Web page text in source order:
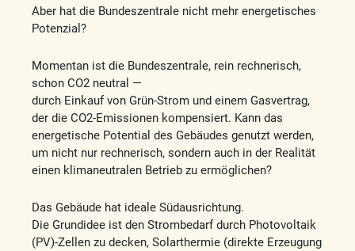
Aber hat die Bundeszentrale nicht mehr energetisches
Potenzial?
Momentan ist die Bundeszentrale, rein rechnerisch,
schon CO2 neutral —
durch Einkauf von Grün-Strom und einem Gasvertrag,
der die CO2-Emissionen kompensiert. Kann das
energetische Potential des Gebäudes genutzt werden,
um nicht nur rechnerisch, sondern auch in der Realität
einen klimaneutralen Betrieb zu ermöglichen?
Das Gebäude hat ideale Südausrichtung.
Die Grundidee ist den Strombedarf durch Photovoltaik
(PV)-Zellen zu decken, Solarthermie (direkte Erzeugung